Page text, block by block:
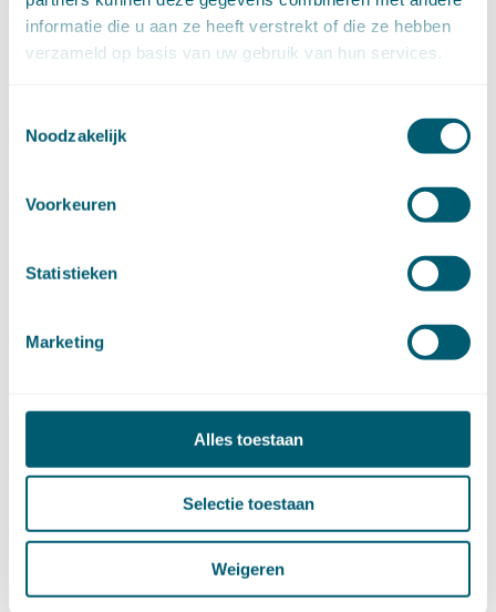
informatie die u aan ze heeft verstrekt of die ze hebben
verzameld op basis van uw gebruik van hun services.
Noodzakelijk
Voorkeuren
Statistieken
Marketing
Alles toestaan
Selectie toestaan
Weigeren
juni (14)
mei (12)
april (20)
►
2019 (147)
december (8)
september (8)
augustus (10)
mei (14)
januari (24)
2018 (205)
oktober (24)
juli (26)
juni (21)
maart (10)
►
2017 (213)